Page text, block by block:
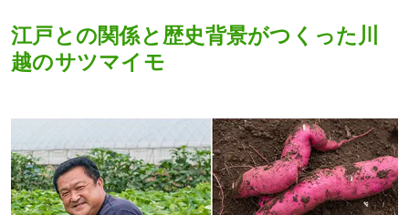
江戸との関係と歴史背景がつくった川
越のサツマイモ